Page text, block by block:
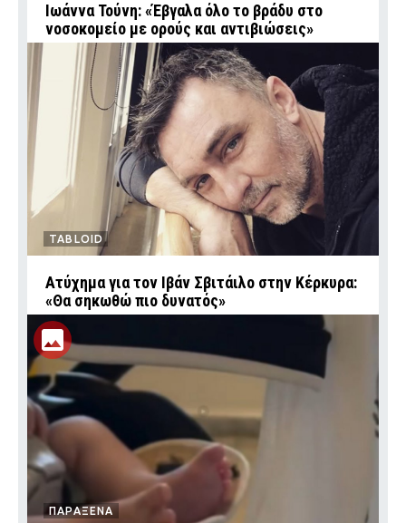
Ιωάννα Τούνη: «Έβγαλα όλο το βράδυ στο
νοσοκομείο με ορούς και αντιβιώσεις»
TABLOID
Ατύχημα για τον Ιβάν Σβιτάιλο στην Κέρκυρα:
«Θα σηκωθώ πιο δυνατός»
ΠΑΡΑΞΕΝΑ